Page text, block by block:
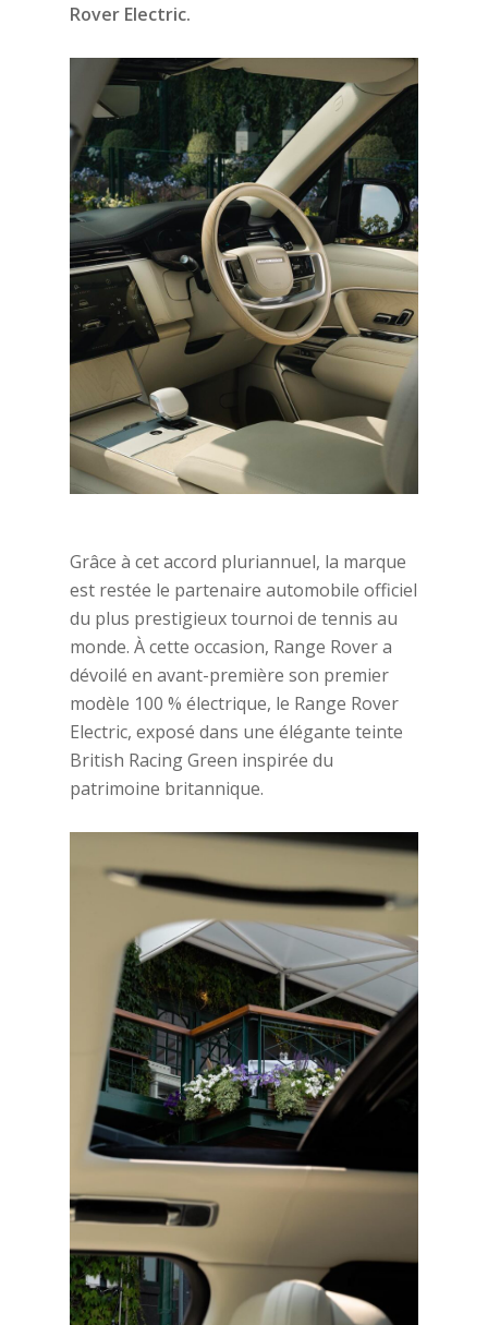
Rover Electric.
Grâce à cet accord pluriannuel, la marque
est restée le partenaire automobile officiel
du plus prestigieux tournoi de tennis au
monde. À cette occasion, Range Rover a
dévoilé en avant-première son premier
modèle 100 % électrique, le Range Rover
Electric, exposé dans une élégante teinte
British Racing Green inspirée du
patrimoine britannique.